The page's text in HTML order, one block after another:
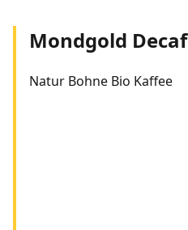
Mondgold Decaf
Natur Bohne Bio Kaffee